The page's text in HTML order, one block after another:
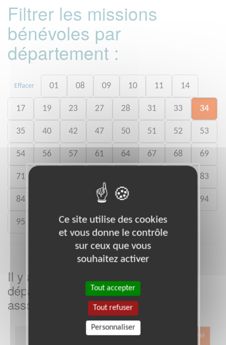
Filtrer les missions
bénévoles par
département :
Effacer 01 08 09 10 11 14
17 19 23 27 28 31 33 34
35 40 42 47 50 51 52 53
54 56 57 61 64 67 68 69
71 83
84 88 89 94
95
Il y a
missions bénévoles dans le
département
Héraultdans cette
association
Exclusion & Pauvreté
Ce site utilise des cookies
et vous donne le contrôle
sur ceux que vous
souhaitez activer
Tout accepter
Tout refuser
Personnaliser